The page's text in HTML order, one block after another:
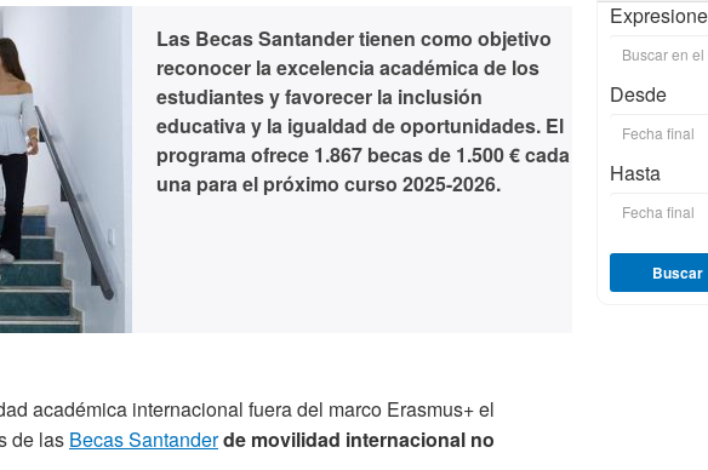
Las Becas Santander tienen como objetivo
reconocer la excelencia académica de los
estudiantes y favorecer la inclusión
educativa y la igualdad de oportunidades. El
programa ofrece 1.867 becas de 1.500 € cada
una para el próximo curso 2025-2026.
académica internacional fuera del marco Erasmus+ el
de las Becas Santanderde movilidad internacional no
Desde
Hasta
Buscar